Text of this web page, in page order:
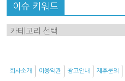
이슈 키워드
이
드
회사소개 이용약관 광고안내 제휴문의